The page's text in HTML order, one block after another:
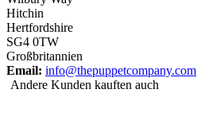
Hitchin
Hertfordshire
SG4 0TW
Großbritannien
Email: info@thepuppetcompany.com
Andere Kunden kauften auch